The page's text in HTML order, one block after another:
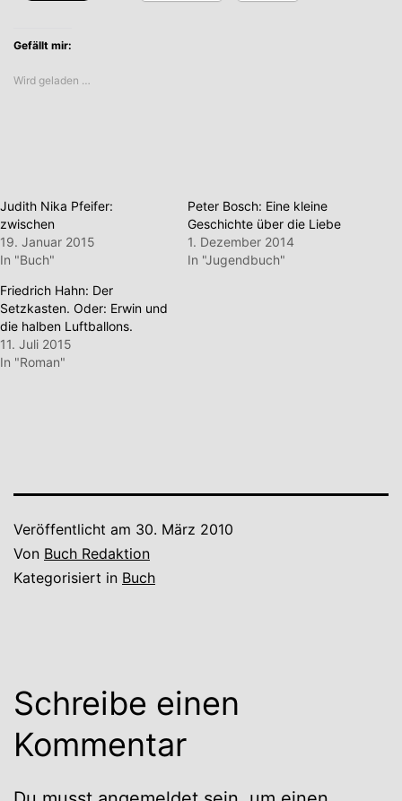
Gefällt mir:
Wird geladen …
Judith Nika Pfeifer:
zwischen
19. Januar 2015
In "Buch"
Peter Bosch: Eine kleine
Geschichte über die Liebe
1. Dezember 2014
In "Jugendbuch"
Friedrich Hahn: Der
Setzkasten. Oder: Erwin und
die halben Luftballons.
11. Juli 2015
In "Roman"
Veröffentlicht am 30. März 2010
Von Buch Redaktion
Kategorisiert in Buch
Schreibe einen
Kommentar